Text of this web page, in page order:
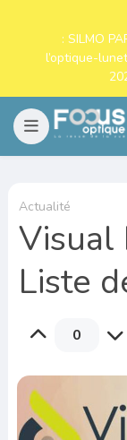
: SILMO
l’optique-
Actualité
Visual
Liste
0